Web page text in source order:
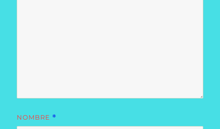
NOMBRE *